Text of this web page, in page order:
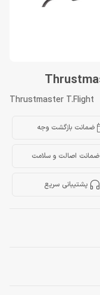
Thrustmaster T.Flight
ضمانت بازگشت وجه
ضمانت اصالت و سلامت
پشتیبانی سریع